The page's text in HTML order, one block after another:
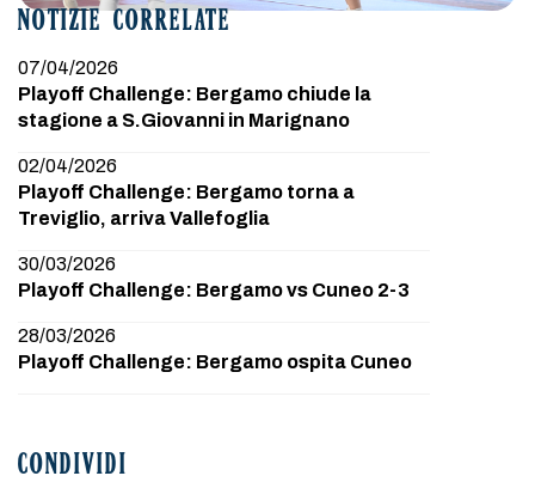
NOTIZIE CORRELATE
07/04/2026
Playoff Challenge: Bergamo chiude la
stagione a S.Giovanni in Marignano
02/04/2026
Playoff Challenge: Bergamo torna a
Treviglio, arriva Vallefoglia
30/03/2026
Playoff Challenge: Bergamo vs Cuneo 2-3
28/03/2026
Playoff Challenge: Bergamo ospita Cuneo
CONDIVIDI